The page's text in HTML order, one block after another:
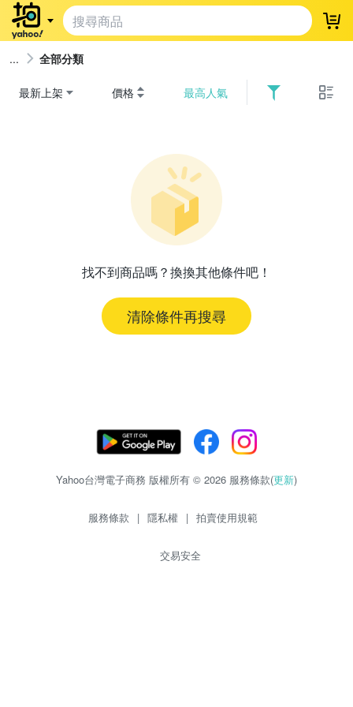
登
全部分類
最新上架 價格 最高人氣
找不到商品嗎？換換其他條件吧！
清除條件再搜尋
Yahoo台灣電子商務 版權所有 © 2026 服務條款(更新)
服務條款 | 隱私權 | 拍賣使用規範
交易安全